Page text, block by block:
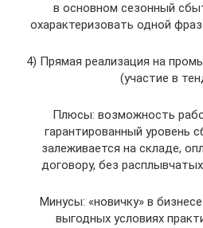
в основном сезонный
охарактеризовать одной
4) Прямая реализация на
(участие в
Плюсы: возможность
гарантированный уровень
залеживается на складе,
договору, без
Минусы: «новичку» в
выгодных условиях